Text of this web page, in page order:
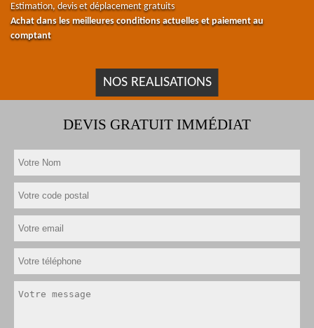
Estimation, devis et déplacement gratuits
Achat dans les meilleures conditions actuelles et paiement au
comptant
NOS REALISATIONS
DEVIS GRATUIT IMMÉDIAT